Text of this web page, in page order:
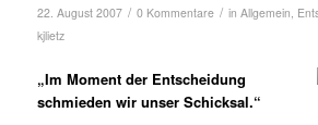
22. August 2007 / 0 Kommentare / in Allgemein,
kjlietz
„Im Moment der Entscheidung
schmieden wir unser Schicksal.“